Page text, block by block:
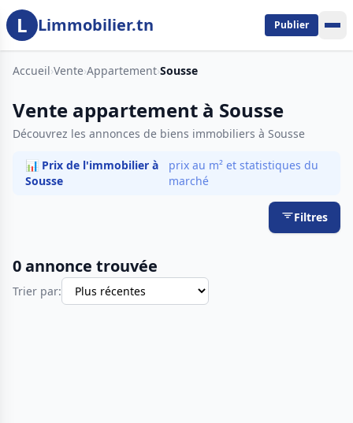
Aller au contenu principal
L Limmobilier.tn Publier
Accueil›Vente›Appartement›Sousse
Vente appartement à Sousse
Découvrez les annonces de biens immobiliers à Sousse
📊 Prix de l'immobilier à
Sousse
prix au m² et statistiques du
marché
Filtres
0 annonce trouvée
Trier par: